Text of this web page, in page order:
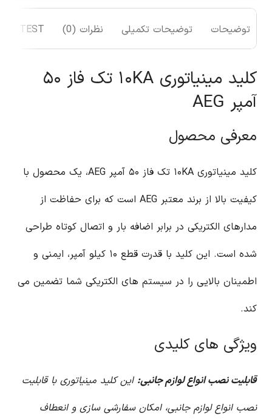
توضیحات توضیحات تکمیلی نظرات (0) TEST
کلید مینیاتوری ۱۰KA تک فاز ۵۰
آمپر AEG
معرفی محصول
کلید مینیاتوری ۱۰KA تک فاز ۵۰ آمپر AEG، یک محصول با
کیفیت بالا از برند معتبر AEG است که برای حفاظت از
مدارهای الکتریکی در برابر اضافه بار و اتصال کوتاه طراحی
شده است. این کلید با قدرت قطع ۱۰ کیلو آمپر، ایمنی و
اطمینان بالایی را در سیستم های الکتریکی شما تضمین می
کند.
ویژگی های کلیدی
قابلیت نصب انواع لوازم جانبی: این کلید مینیاتوری با قابلیت
نصب انواع لوازم جانبی، امکان سفارشی سازی و انعطاف